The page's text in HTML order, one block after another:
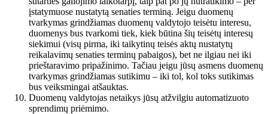
įstatymuose nustatytą senaties terminą. Jeigu duomenų
tvarkymas grindžiamas duomenų valdytojo teisėtu interesu,
duomenys bus tvarkomi tiek, kiek būtina šių teisėtų interesų
siekimui (visų pirma, iki taikytinų teisės aktų nustatytų
reikalavimų senaties terminų pabaigos), bet ne ilgiau nei iki
prieštaravimo pripažinimo. Tačiau jeigu jūsų asmens duomenų
tvarkymas grindžiamas sutikimu – iki tol, kol toks sutikimas
bus veiksmingai atšauktas.
Duomenų valdytojas netaikys jūsų atžvilgiu automatizuoto
sprendimų priėmimo.